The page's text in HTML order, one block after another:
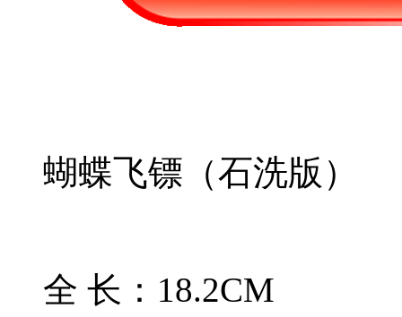
蝴蝶飞镖（石洗版）
全 长：18.2CM